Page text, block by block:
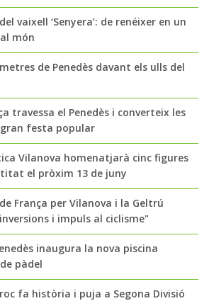
vaixell ‘Senyera’: de renéixer en un
món
de Penedès davant els ulls del
travessa el Penedès i converteix les
festa popular
Vilanova homenatjarà cinc figures
el pròxim 13 de juny
França per Vilanova i la Geltrú
i impuls al ciclisme"
inaugura la nova piscina
pàdel
fa història i puja a Segona Divisió